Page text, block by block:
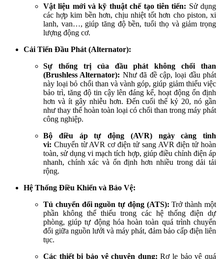
Vật liệu mới và kỹ thuật chế tạo tiên tiến: Sử dụng
các hợp kim bền hơn, chịu nhiệt tốt hơn cho piston, xi
lanh, van…, giúp tăng độ bền, tuổi thọ và giảm trọng
lượng động cơ.
Cải Tiến Đầu Phát (Alternator):
Sự thống trị của đầu phát không chổi than
(Brushless Alternator): Như đã đề cập, loại đầu phát
này loại bỏ chổi than và vành góp, giúp giảm thiểu việc
bảo trì, tăng độ tin cậy lên đáng kể, hoạt động ổn định
hơn và ít gây nhiễu hơn. Đến cuối thế kỷ 20, nó gần
như thay thế hoàn toàn loại có chổi than trong máy phát
công nghiệp.
Bộ điều áp tự động (AVR) ngày càng tinh
vi: Chuyển từ AVR cơ điện tử sang AVR điện tử hoàn
toàn, sử dụng vi mạch tích hợp, giúp điều chỉnh điện áp
nhanh, chính xác và ổn định hơn nhiều trong dải tải
rộng.
Hệ Thống Điều Khiển và Bảo Vệ:
Tủ chuyển đổi nguồn tự động (ATS): Trở thành một
phần không thể thiếu trong các hệ thống điện dự
phòng, giúp tự động hóa hoàn toàn quá trình chuyển
đổi giữa nguồn lưới và máy phát, đảm bảo cấp điện liên
tục.
Các thiết bị bảo vệ chuyên dụng: Rơ le bảo vệ quá